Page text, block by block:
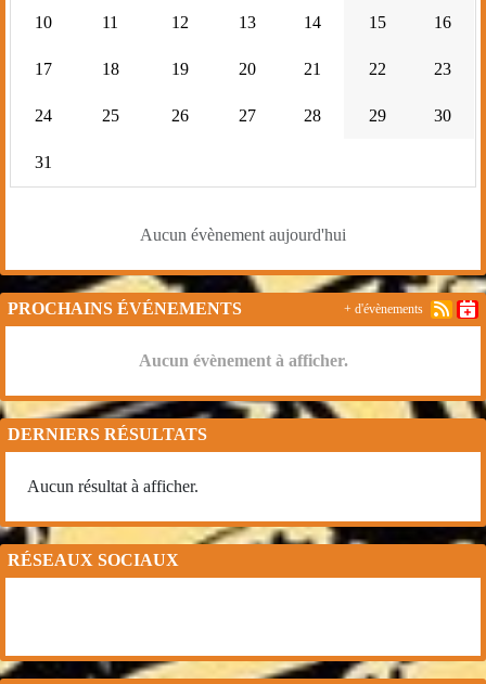
10 11 12 13 14 15 16
17 18 19 20 21 22 23
24 25 26 27 28 29 30
31
Aucun évènement aujourd'hui
PROCHAINS ÉVÉNEMENTS
Aucun évènement à afficher.
+ d'évènements
DERNIERS RÉSULTATS
Aucun résultat à afficher.
RÉSEAUX SOCIAUX